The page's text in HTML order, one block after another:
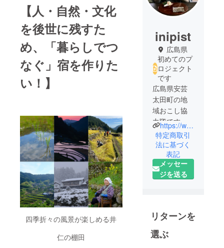
【人・自然・文化
を後世に残すた
め、「暮らしでつ
なぐ」宿を作りた
い！】
四季折々の風景が楽しめる井
仁の棚田
inipist
広島県
初めてのプ
ロジェクト
です
広島県安芸
太田町の地
域おこし協
力隊です。
現在は「井
仁の棚田」
を後世に残
すべく、古
民家を購入
ンをしてい
ます。
しかし自分
https://www.instagram.com/kota07_inipist/
特定商取引
法に基づく
表記
メッセー
ジを送る
リターンを
選ぶ